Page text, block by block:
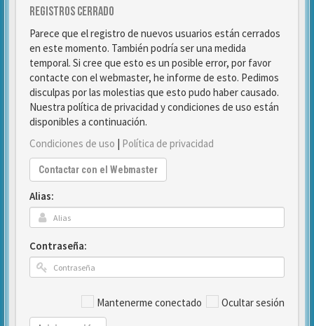
Registros cerrado
Parece que el registro de nuevos usuarios están cerrados
en este momento. También podría ser una medida
temporal. Si cree que esto es un posible error, por favor
contacte con el webmaster, he informe de esto. Pedimos
disculpas por las molestias que esto pudo haber causado.
Nuestra política de privacidad y condiciones de uso están
disponibles a continuación.
Condiciones de uso | Política de privacidad
Contactar con el Webmaster
Alias:
Contraseña:
Mantenerme conectado Ocultar sesión